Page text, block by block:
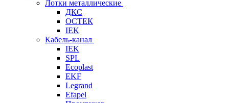
Лотки металлические
ДКС
ОСТЕК
IEK
Кабель-канал
IEK
SPL
Ecoplast
EKF
Legrand
Efapel